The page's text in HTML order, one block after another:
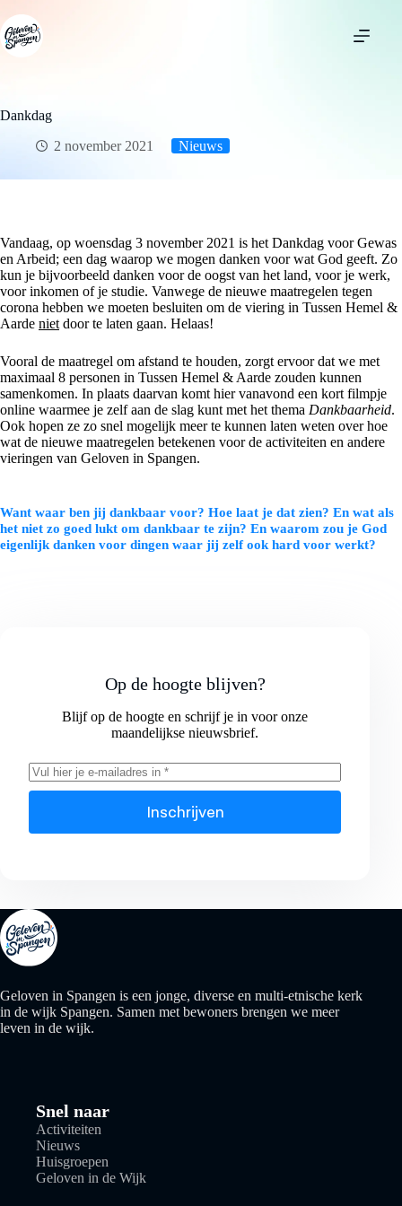
naar
de
Dankdag
2 november 2021
Nieuws
Vandaag, op woensdag 3 november 2021 is het Dankdag voor Gewas
en Arbeid; een dag waarop we mogen danken voor wat God geeft. Zo
kun je bijvoorbeeld danken voor de oogst van het land, voor je werk,
voor inkomen of je studie. Vanwege de nieuwe maatregelen tegen
corona hebben we moeten besluiten om de viering in Tussen Hemel &
Aarde niet door te laten gaan. Helaas!
Vooral de maatregel om afstand te houden, zorgt ervoor dat we met
maximaal 8 personen in Tussen Hemel & Aarde zouden kunnen
samenkomen. In plaats daarvan komt hier vanavond een kort filmpje
online waarmee je zelf aan de slag kunt met het thema Dankbaarheid.
Ook hopen ze zo snel mogelijk meer te kunnen laten weten over hoe
wat de nieuwe maatregelen betekenen voor de activiteiten en andere
vieringen van Geloven in Spangen.
Want waar ben jij dankbaar voor? Hoe laat je dat zien? En wat als
het niet zo goed lukt om dankbaar te zijn? En waarom zou je God
eigenlijk danken voor dingen waar jij zelf ook hard voor werkt?
Op de hoogte blijven?
Blijf op de hoogte en schrijf je in voor onze
maandelijkse nieuwsbrief.
Inschrijven
Geloven in Spangen is een jonge, diverse en multi-etnische kerk
in de wijk Spangen. Samen met bewoners brengen we meer
leven in de wijk.
Snel naar
Activiteiten
Nieuws
Huisgroepen
Geloven in de Wijk